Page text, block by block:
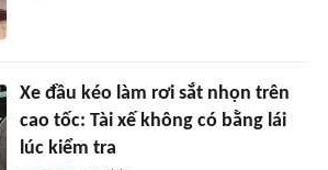
Xe đầu kéo làm rơi sắt nhọn trên
cao tốc: Tài xế không có bằng lái
lúc kiểm tra